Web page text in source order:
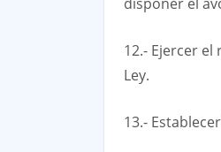
12.- Ejercer
Ley.
13.-